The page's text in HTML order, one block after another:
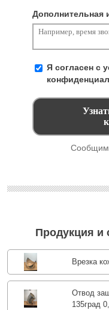
Дополнительная
Я согласен с
Сообщим
Продукция и
Врезка
Отвод
135град